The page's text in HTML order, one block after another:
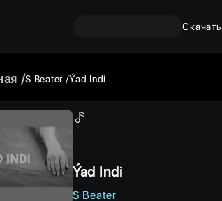
S Beater Ýad Indi
Ýad Indi
S Beater